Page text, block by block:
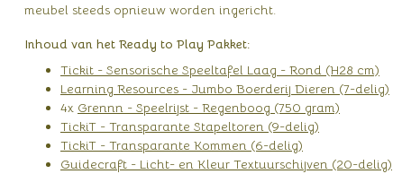
meubel steeds opnieuw worden ingericht.
Inhoud van het Ready to Play Pakket:
Tickit - Sensorische Speeltafel Laag - Rond (H28 cm)
Learning Resources - Jumbo Boerderij Dieren (7-delig)
4x Grennn - Speelrijst - Regenboog (750 gram)
TickiT - Transparante Stapeltoren (9-delig)
TickiT - Transparante Kommen (6-delig)
Guidecraft - Licht- en Kleur Textuurschijven (20-delig)